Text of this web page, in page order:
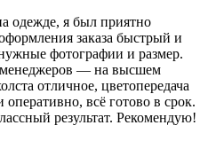
одежде, я был приятно
заказа быстрый и
фотографии и размер.
менеджеров — на высшем
отличное, цветопередача
оперативно, всё готово в срок.
результат. Рекомендую!